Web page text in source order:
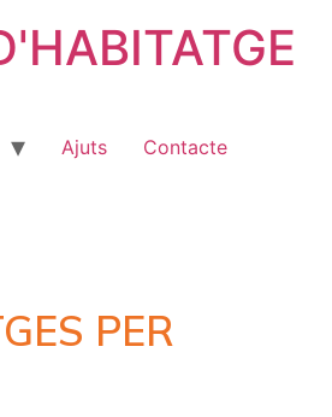
Ajuts Contacte
PER